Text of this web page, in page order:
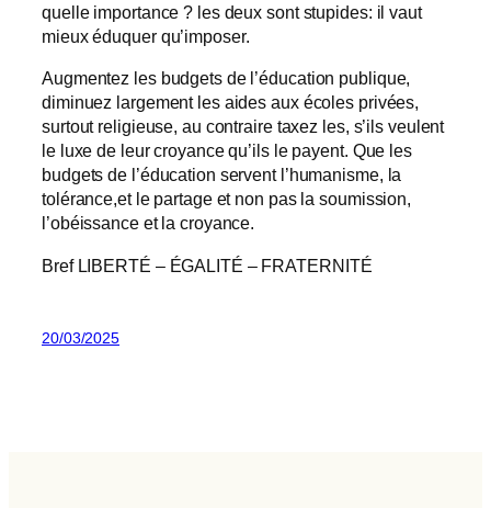
quelle importance ? les deux sont stupides: il vaut
mieux éduquer qu’imposer.
Augmentez les budgets de l’éducation publique,
diminuez largement les aides aux écoles privées,
surtout religieuse, au contraire taxez les, s’ils veulent
le luxe de leur croyance qu’ils le payent. Que les
budgets de l’éducation servent l’humanisme, la
tolérance,et le partage et non pas la soumission,
l’obéissance et la croyance.
Bref LIBERTÉ – ÉGALITÉ – FRATERNITÉ
20/03/2025